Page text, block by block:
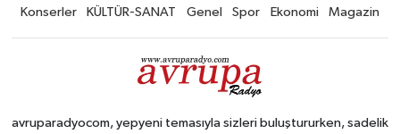
Konserler
KÜLTÜR-SANAT Genel Spor Ekonomi Magazin
avruparadyocom, yepyeni temasıyla sizleri buluştururken, sadelik